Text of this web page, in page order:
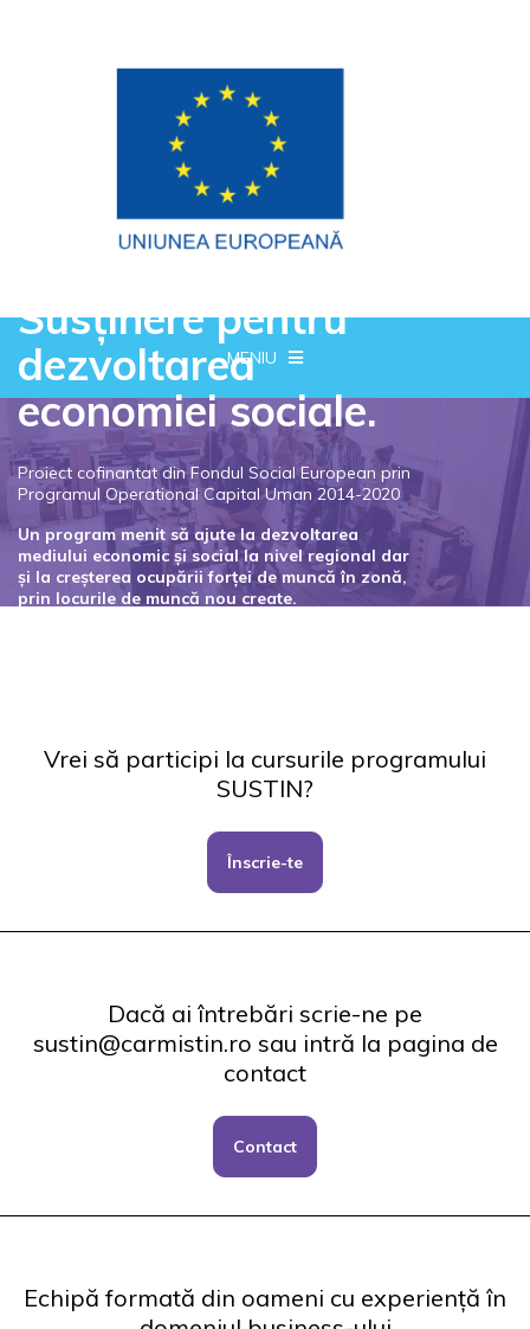
MENIU
Susținere pentru
dezvoltarea
economiei sociale.
Proiect cofinantat din Fondul Social European prin
Programul Operational Capital Uman 2014-2020
Un program menit să ajute la dezvoltarea
mediului economic și social la nivel regional dar
și la creșterea ocupării forței de muncă în zonă,
prin locurile de muncă nou create.
Vrei să participi la cursurile programului
SUSTIN?
Înscrie-te
Dacă ai întrebări scrie-ne pe
sustin@carmistin.ro sau intră la pagina de
contact
Contact
Echipă formată din oameni cu experiență în